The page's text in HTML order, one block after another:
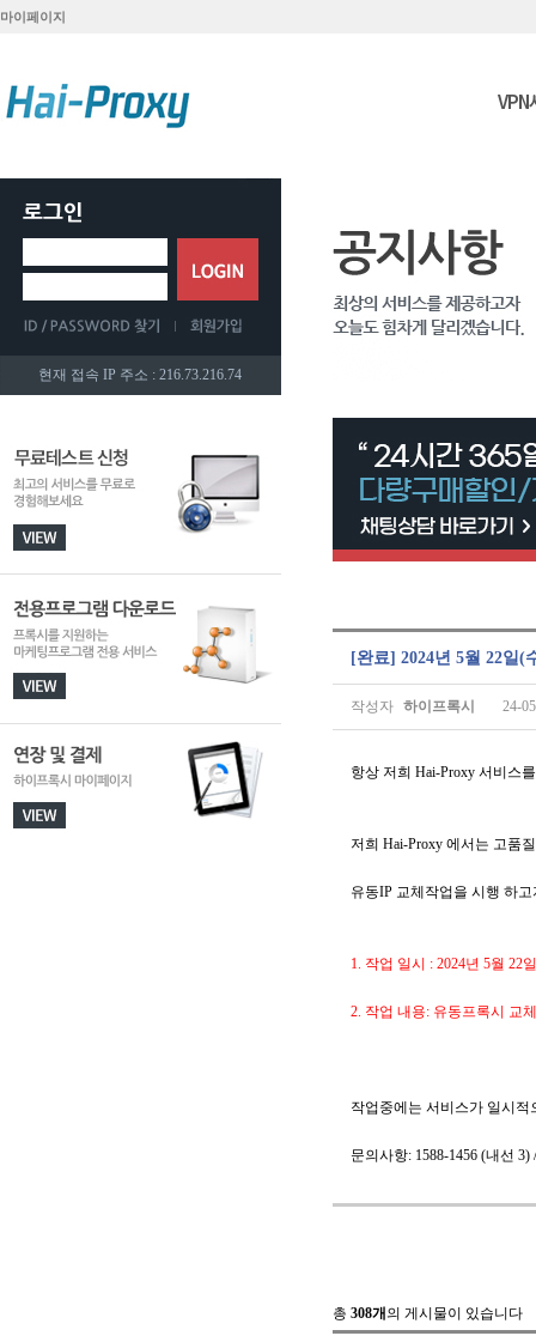
마이페이지
VPN
현재 접속 IP 주소 : 216.73.216.74
[완료] 2024년 5월 22일(
작성자 하이프록시 24-
항상 저희 Hai-Proxy 서비스
저희 Hai-Proxy 에서는 고품
유동IP 교체작업을 시행 하
1. 작업 일시 : 2024년 5월 22
2. 작업 내용: 유동프록시 교
작업중에는 서비스가 일시
문의사항: 1588-1456 (내선
총 308개 의 게시물이 있습니다